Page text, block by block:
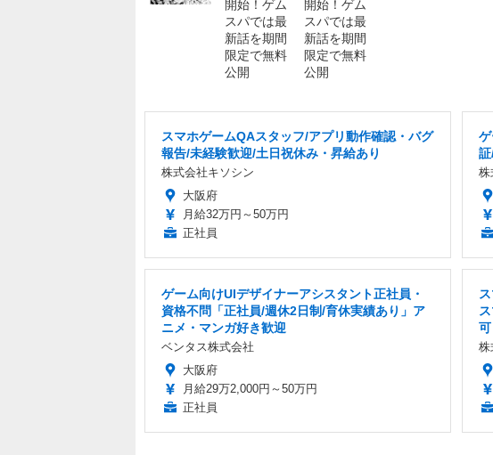
スマホゲームQAスタッフ/アプリ動作確認・バグ
報告/未経験歓迎/土日祝休み・昇給あり
株式会社キソシン
大阪府
月給32万円～50万円
正社員
株
ゲーム向けUIデザイナーアシスタント正社員・
資格不問「正社員/週休2日制/育休実績あり」ア
ニメ・マンガ好き歓迎
ベンタス株式会社
大阪府
月給29万2,000円～50万円
正社員
可
株